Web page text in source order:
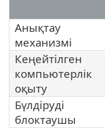
Анықтау
механизмі
Кеңейтілген
компьютерлік
оқыту
Бүлдіруді
блоктаушы